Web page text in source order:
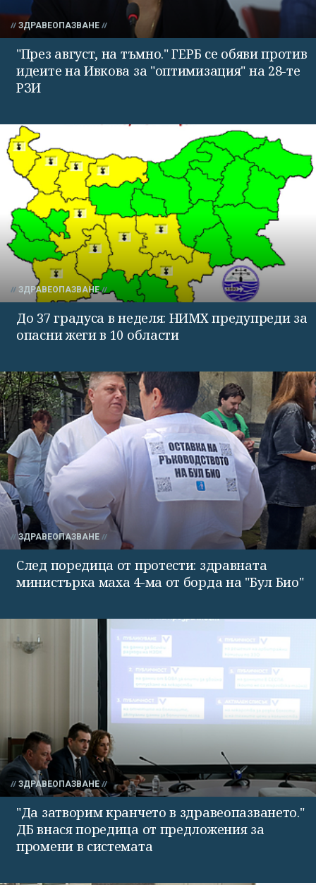
ЗДРАВЕОПАЗВАНЕ
"През август, на тъмно." ГЕРБ се обяви против
идеите на Ивкова за "оптимизация" на 28-те
РЗИ
ЗДРАВЕОПАЗВАНЕ
До 37 градуса в неделя: НИМХ предупреди за
опасни жеги в 10 области
ЗДРАВЕОПАЗВАНЕ
След поредица от протести: здравната
министърка маха 4-ма от борда на "Бул Био"
ЗДРАВЕОПАЗВАНЕ
"Да затворим кранчето в здравеопазването."
ДБ внася поредица от предложения за
промени в системата